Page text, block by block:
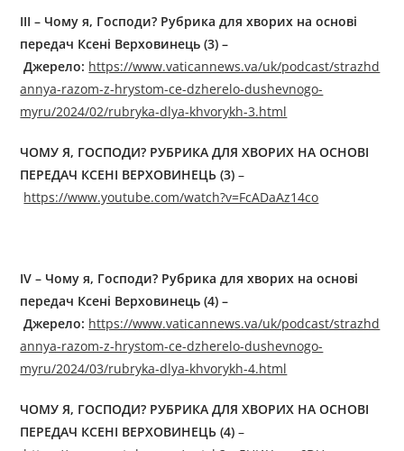
III – Чому я, Господи? Рубрика для хворих на основі
передач Ксені Верховинець (3) –
Джерелo: https://www.vaticannews.va/uk/podcast/strazhd
annya-razom-z-hrystom-ce-dzherelo-dushevnogo-
myru/2024/02/rubryka-dlya-khvorykh-3.html
ЧОМУ Я, ГОСПОДИ? РУБРИКА ДЛЯ ХВОРИХ НА ОСНОВІ
ПЕРЕДАЧ КСЕНІ ВЕРХОВИНЕЦЬ (3)–
https://www.youtube.com/watch?v=FcADaAz14co
IV – Чому я, Господи? Рубрика для хворих на основі
передач Ксені Верховинець (4) –
Джерелo: https://www.vaticannews.va/uk/podcast/strazhd
annya-razom-z-hrystom-ce-dzherelo-dushevnogo-
myru/2024/03/rubryka-dlya-khvorykh-4.html
ЧОМУ Я, ГОСПОДИ? РУБРИКА ДЛЯ ХВОРИХ НА ОСНОВІ
ПЕРЕДАЧ КСЕНІ ВЕРХОВИНЕЦЬ (4)–